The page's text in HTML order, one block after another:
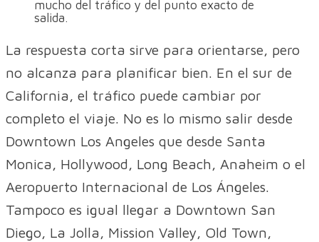
mucho del tráfico y del punto exacto de
salida.
La respuesta corta sirve para orientarse, pero
no alcanza para planificar bien. En el sur de
California, el tráfico puede cambiar por
completo el viaje. No es lo mismo salir desde
Downtown Los Angeles que desde Santa
Monica, Hollywood, Long Beach, Anaheim o el
Aeropuerto Internacional de Los Ángeles.
Tampoco es igual llegar a Downtown San
Diego, La Jolla, Mission Valley, Old Town,